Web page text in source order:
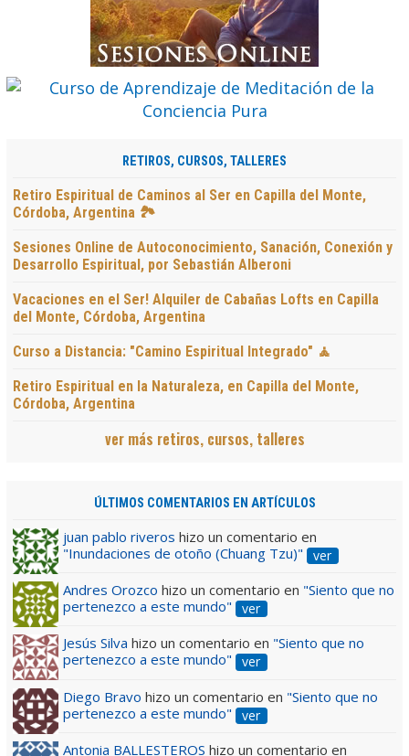
RETIROS, CURSOS, TALLERES
Retiro Espiritual de Caminos al Ser en Capilla del Monte,
Córdoba, Argentina 🏞️
Sesiones Online de Autoconocimiento, Sanación, Conexión y
Desarrollo Espiritual, por Sebastián Alberoni
Vacaciones en el Ser! Alquiler de Cabañas Lofts en Capilla
del Monte, Córdoba, Argentina
Curso a Distancia: "Camino Espiritual Integrado" 🧘
Retiro Espiritual en la Naturaleza, en Capilla del Monte,
Córdoba, Argentina
ver más retiros, cursos, talleres
ÚLTIMOS COMENTARIOS EN ARTÍCULOS
juan pablo riveros hizo un comentario en
"Inundaciones de otoño (Chuang Tzu)"
ver
Andres Orozco hizo un comentario en "Siento que no
pertenezco a este mundo"
ver
Jesús Silva hizo un comentario en "Siento que no
pertenezco a este mundo"
ver
Diego Bravo hizo un comentario en "Siento que no
pertenezco a este mundo"
ver
Antonia BALLESTEROS hizo un comentario en